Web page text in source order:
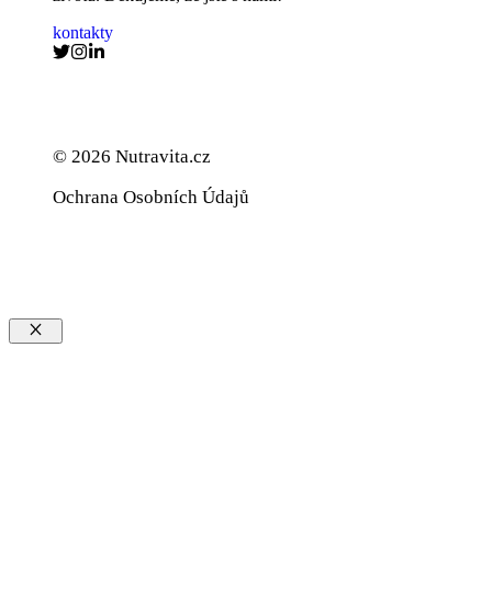
kontakty
© 2026 Nutravita.cz
Ochrana Osobních Údajů
Zavřít